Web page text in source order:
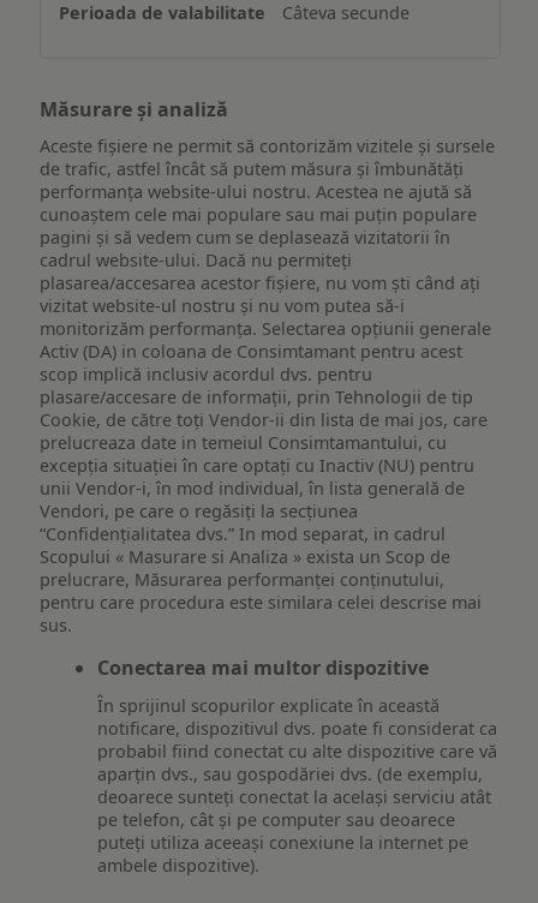
Câteva secunde
Măsurare și analiză
Aceste fișiere ne permit să contorizăm vizitele și sursele
de trafic, astfel încât să putem măsura și îmbunătăți
performanța website-ului nostru. Acestea ne ajută să
cunoaștem cele mai populare sau mai puțin populare
pagini și să vedem cum se deplasează vizitatorii în
cadrul website-ului. Dacă nu permiteți
plasarea/accesarea acestor fișiere, nu vom ști când ați
vizitat website-ul nostru și nu vom putea să-i
monitorizăm performanța. Selectarea opțiunii generale
Activ (DA) in coloana de Consimtamant pentru acest
scop implică inclusiv acordul dvs. pentru
plasare/accesare de informații, prin Tehnologii de tip
Cookie, de către toți Vendor-ii din lista de mai jos, care
prelucreaza date in temeiul Consimtamantului, cu
excepția situației în care optați cu Inactiv (NU) pentru
unii Vendor-i, în mod individual, în lista generală de
Vendori, pe care o regăsiți la secțiunea
“Confidențialitatea dvs.” In mod separat, in cadrul
Scopului « Masurare si Analiza » exista un Scop de
prelucrare, Măsurarea performanței conținutului,
pentru care procedura este similara celei descrise mai
sus.
Conectarea mai multor dispozitive
În sprijinul scopurilor explicate în această
notificare, dispozitivul dvs. poate fi considerat ca
probabil fiind conectat cu alte dispozitive care vă
aparțin dvs., sau gospodăriei dvs. (de exemplu,
deoarece sunteți conectat la același serviciu atât
pe telefon, cât și pe computer sau deoarece
puteți utiliza aceeași conexiune la internet pe
ambele dispozitive).